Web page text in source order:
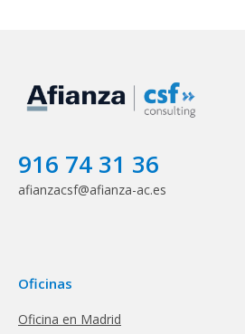
916 74 31 36
afianzacsf@afianza-ac.es
Oficinas
Oficina en Madrid